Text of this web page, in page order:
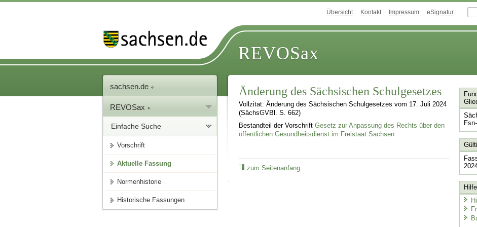
Übersicht Kontakt Impressum eSignatur
REVOSax
sachsen.de
REVOSax
Einfache Suche
Vorschrift
Aktuelle Fassung
Normenhistorie
Historische Fassungen
Änderung des Sächsischen Schulgesetzes
Vollzitat: Änderung des Sächsischen Schulgesetzes vom 17. Juli 2024
(SächsGVBl. S. 662)
Bestandteil der VorschriftGesetz zur Anpassung des Rechts über den
öffentlichen Gesundheitsdienst im Freistaat Sachsen
zum Seitenanfang
Hilfe